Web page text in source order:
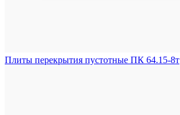
Плиты перекрытия пустотные ПК 64.15-8т